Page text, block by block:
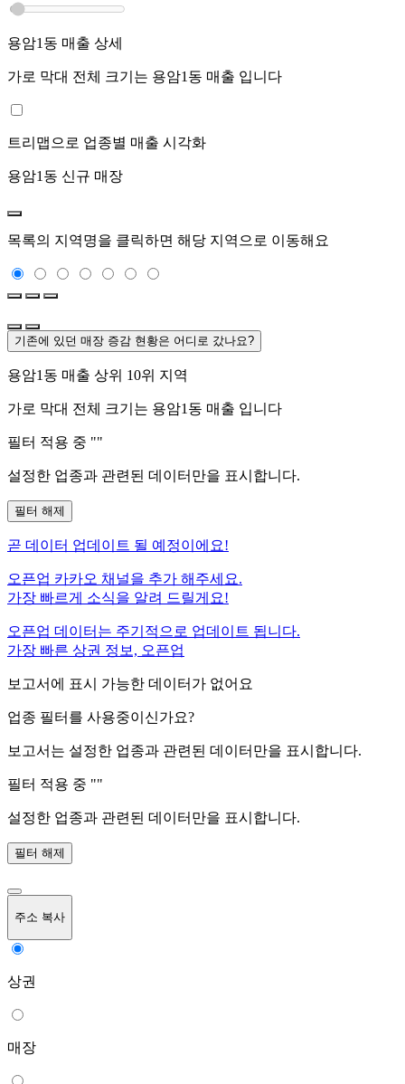
용암1동 매출 상세
가로 막대 전체 크기는 용암1동 매출 입니다
트리맵으로 업종별 매출 시각화
용암1동 신규 매장
목록의 지역명을 클릭하면 해당 지역으로 이동해요
기존에 있던 매장 증감 현황은 어디로 갔나요?
용암1동 매출 상위 10위 지역
가로 막대 전체 크기는 용암1동 매출 입니다
필터 적용 중 ""
설정한 업종과 관련된 데이터만을 표시합니다.
필터 해제
곧 데이터 업데이트 될 예정이에요!
오픈업 카카오 채널을 추가 해주세요.
가장 빠르게 소식을 알려 드릴게요!
오픈업 데이터는 주기적으로 업데이트 됩니다.
가장 빠른 상권 정보, 오픈업
보고서에 표시 가능한 데이터가 없어요
업종 필터를 사용중이신가요?
보고서는 설정한 업종과 관련된 데이터만을 표시합니다.
필터 적용 중 ""
설정한 업종과 관련된 데이터만을 표시합니다.
필터 해제
주소 복사
상권
매장